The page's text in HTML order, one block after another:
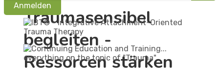
Traumasensibel
begleiten -
Ressorcen stärken
Anmelden